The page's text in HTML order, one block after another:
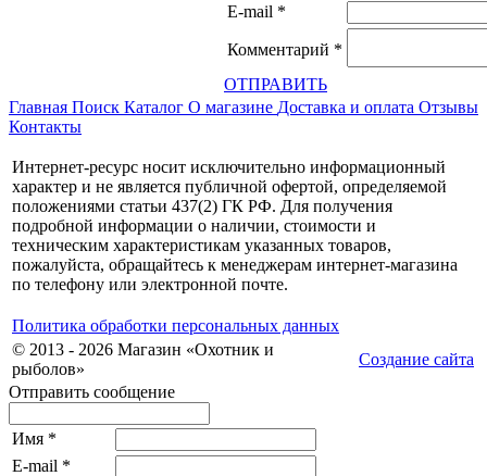
E-mail *
Комментарий *
ОТПРАВИТЬ
Главная Поиск Каталог О магазине Доставка и оплата Отзывы
Контакты
Интернет-ресурс носит исключительно информационный
характер и не является публичной офертой, определяемой
положениями статьи 437(2) ГК РФ. Для получения
подробной информации о наличии, стоимости и
техническим характеристикам указанных товаров,
пожалуйста, обращайтесь к менеджерам интернет-магазина
по телефону или электронной почте.
Политика обработки персональных данных
© 2013 - 2026 Магазин «Охотник и
рыболов»
Создание сайта
Отправить сообщение
Имя *
E-mail *